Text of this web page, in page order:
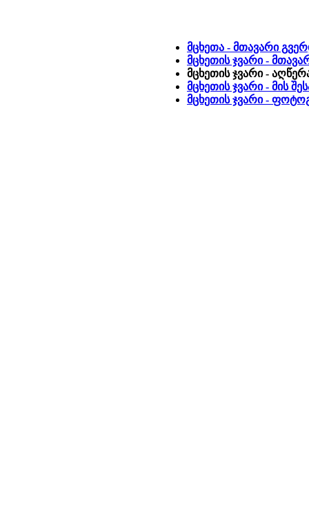
მცხეთა - მთავარი
მცხეთის ჯვარი -
მცხეთის ჯვარი -
მცხეთის ჯვარი - მის
მცხეთის ჯვარი -